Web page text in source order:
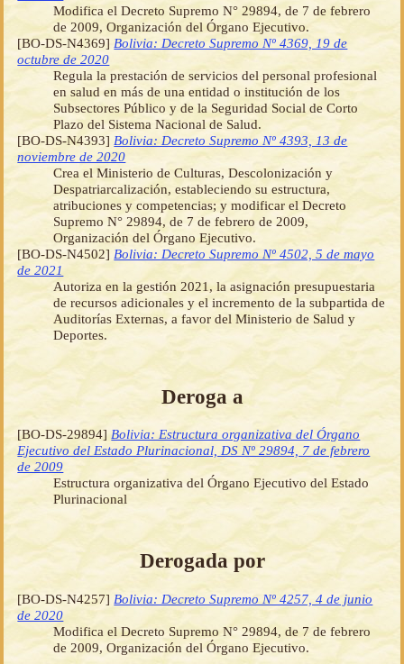
Modifica el Decreto Supremo N° 29894, de 7 de febrero
de 2009, Organización del Órgano Ejecutivo.
[BO-DS-N4369] Bolivia: Decreto Supremo Nº 4369, 19 de
octubre de 2020
Regula la prestación de servicios del personal profesional
en salud en más de una entidad o institución de los
Subsectores Público y de la Seguridad Social de Corto
Plazo del Sistema Nacional de Salud.
[BO-DS-N4393] Bolivia: Decreto Supremo Nº 4393, 13 de
noviembre de 2020
Crea el Ministerio de Culturas, Descolonización y
Despatriarcalización, estableciendo su estructura,
atribuciones y competencias; y modificar el Decreto
Supremo N° 29894, de 7 de febrero de 2009,
Organización del Órgano Ejecutivo.
[BO-DS-N4502] Bolivia: Decreto Supremo Nº 4502, 5 de mayo
de 2021
Autoriza en la gestión 2021, la asignación presupuestaria
de recursos adicionales y el incremento de la subpartida de
Auditorías Externas, a favor del Ministerio de Salud y
Deportes.
Deroga a
[BO-DS-29894]Bolivia: Estructura organizativa del Órgano
Ejecutivo del Estado Plurinacional, DS Nº 29894, 7 de febrero
de 2009
Estructura organizativa del Órgano Ejecutivo del Estado
Plurinacional
Derogada por
[BO-DS-N4257] Bolivia: Decreto Supremo Nº 4257, 4 de junio
de 2020
Modifica el Decreto Supremo N° 29894, de 7 de febrero
de 2009, Organización del Órgano Ejecutivo.